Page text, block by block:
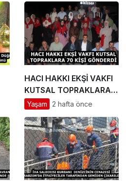
HACI HAKKI EKŞİ VAKFI
KUTSAL TOPRAKLARA
70 KİŞİ GÖNDERDİ
Yaşam 2 hafta önce